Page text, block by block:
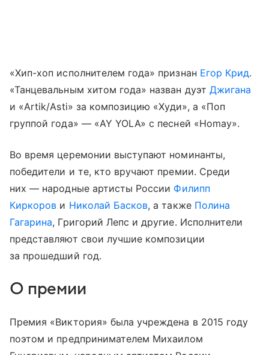
«Хип-хоп исполнителем года» признан Егор Крид.
«Танцевальным хитом года» назван дуэт Джигана
и «Artik/Asti» за композицию «Худи», а «Поп
группой года» — «AY YOLA» с песней «Homay».
Во время церемонии выступают номинанты,
победители и те, кто вручают премии. Среди
них — народные артисты России Филипп
Киркоров и Николай Басков, а также Полина
Гагарина, Григорий Лепс и другие. Исполнители
представляют свои лучшие композиции
за прошедший год.
О премии
Премия «Виктория» была учреждена в 2015 году
поэтом и предпринимателем Михаилом